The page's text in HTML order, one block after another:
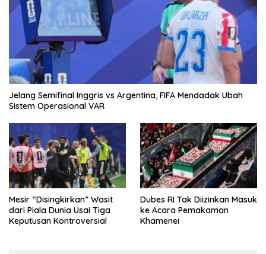
Jelang Semifinal Inggris vs Argentina, FIFA Mendadak Ubah
Sistem Operasional VAR
Mesir “Disingkirkan” Wasit
dari Piala Dunia Usai Tiga
Keputusan Kontroversial
Dubes RI Tak Diizinkan Masuk
ke Acara Pemakaman
Khamenei